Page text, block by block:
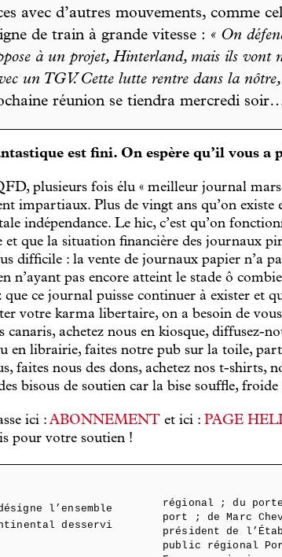
avec d’autres mouvements, comme
de train à grande vitesse : « On
à un projet, Hinterland, mais ils vont
un TGV. Cette lutte rentre dans la nôtre,
réunion se tiendra mercredi
est fini. On espère qu’il vous a
plusieurs fois élu « meilleur journal
impartiaux. Plus de vingt ans qu’on existe
indépendance. Le hic, c’est qu’on
et que la situation financière des journaux
difficile : la vente de journaux papier n’a
n’ayant pas encore atteint le stade ô
que ce journal puisse continuer à exister et
votre karma libertaire, on a besoin de
canaris, achetez nous en kiosque, diffusez-
en librairie, faites notre pub sur la toile,
faites nous des dons, achetez nos t-shirts,
bisous de soutien car la bise souffle, froide
ici : ABONNEMENT et ici : PAGE
pour votre soutien !
l’ensemble
desservi
régional ; du
port ; de Marc
président de
public régional